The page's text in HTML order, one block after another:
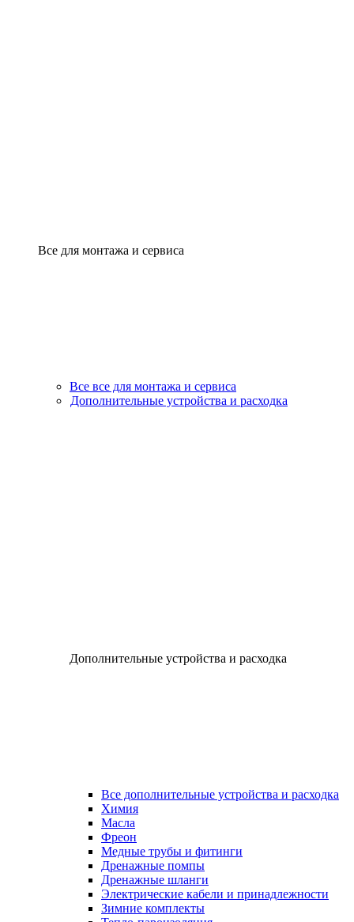
Все для монтажа и сервиса
Все все для монтажа и сервиса
Дополнительные устройства и расходка
Дополнительные устройства и расходка
Все дополнительные устройства и расходка
Химия
Масла
Фреон
Медные трубы и фитинги
Дренажные помпы
Дренажные шланги
Электрические кабели и принадлежности
Зимние комплекты